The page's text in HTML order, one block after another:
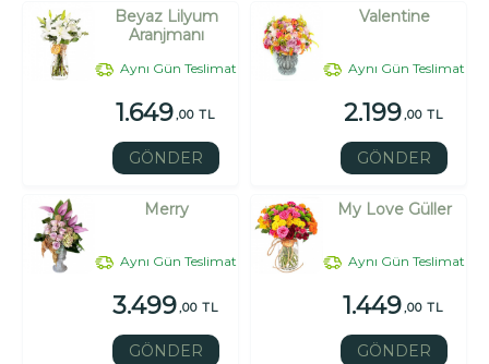
Beyaz Lilyum
Aranjmanı
Aynı Gün Teslimat
1.649,00 TL
GÖNDER
Valentine
Aynı Gün Teslimat
2.199,00 TL
GÖNDER
Merry
Aynı Gün Teslimat
3.499,00 TL
GÖNDER
My Love Güller
Aynı Gün Teslimat
1.449,00 TL
GÖNDER